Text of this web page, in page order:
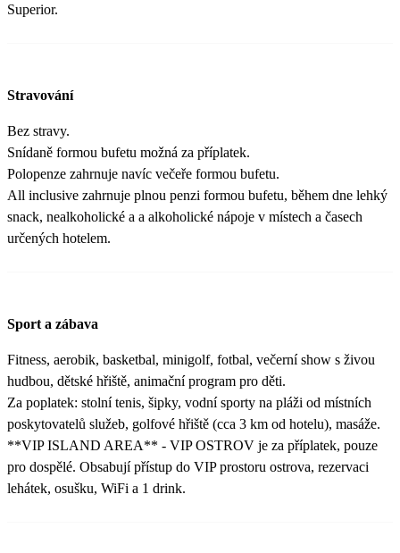
Superior.
Stravování
Bez stravy.
Snídaně formou bufetu možná za příplatek.
Polopenze zahrnuje navíc večeře formou bufetu.
All inclusive zahrnuje plnou penzi formou bufetu, během dne lehký
snack, nealkoholické a a alkoholické nápoje v místech a časech
určených hotelem.
Sport a zábava
Fitness, aerobik, basketbal, minigolf, fotbal, večerní show s živou
hudbou, dětské hřiště, animační program pro děti.
Za poplatek: stolní tenis, šipky, vodní sporty na pláži od místních
poskytovatelů služeb, golfové hřiště (cca 3 km od hotelu), masáže.
**VIP ISLAND AREA** - VIP OSTROV je za příplatek, pouze
pro dospělé. Obsabují přístup do VIP prostoru ostrova, rezervaci
lehátek, osušku, WiFi a 1 drink.